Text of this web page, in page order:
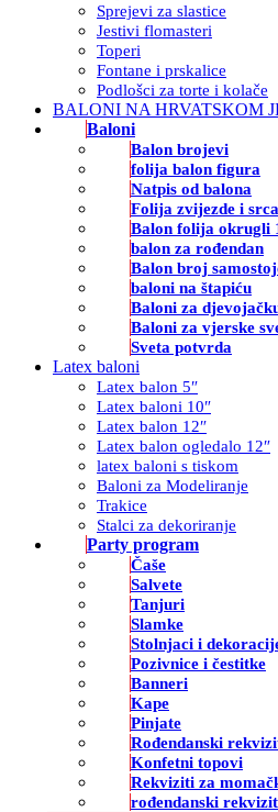
Sprejevi za slastice
Jestivi flomasteri
Toperi
Fontane i prskalice
Podlošci za torte i kolače
BALONI NA HRVATSKOM
Baloni
Balon brojevi
folija balon figura
Natpis od balona
Folija zvijezde i srca
Balon folija okrugli
balon za rođendan
Balon broj
baloni na štapiću
Baloni za
Baloni za vjerske
Sveta potvrda
Latex baloni
Latex balon 5″
Latex baloni 10″
Latex balon 12″
Latex balon ogledalo 12″
latex baloni s tiskom
Baloni za Modeliranje
Trakice
Stalci za dekoriranje
Party program
Čaše
Salvete
Tanjuri
Slamke
Stolnjaci i
Pozivnice i čestitke
Banneri
Kape
Pinjate
Rođendanski
Konfetni topovi
Rekviziti za
rođendanski